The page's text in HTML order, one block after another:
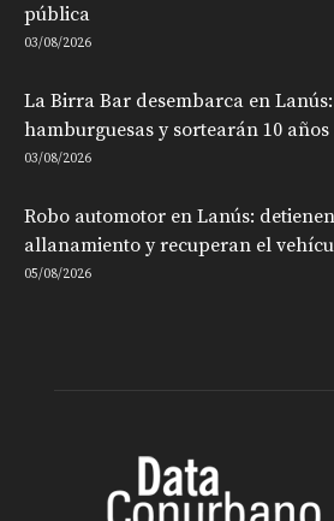
pública
03/08/2026
La Birra Bar desembarca en
hamburguesas y sortearán 10
03/08/2026
Robo automotor en Lanús:
allanamiento y recuperan el
05/08/2026